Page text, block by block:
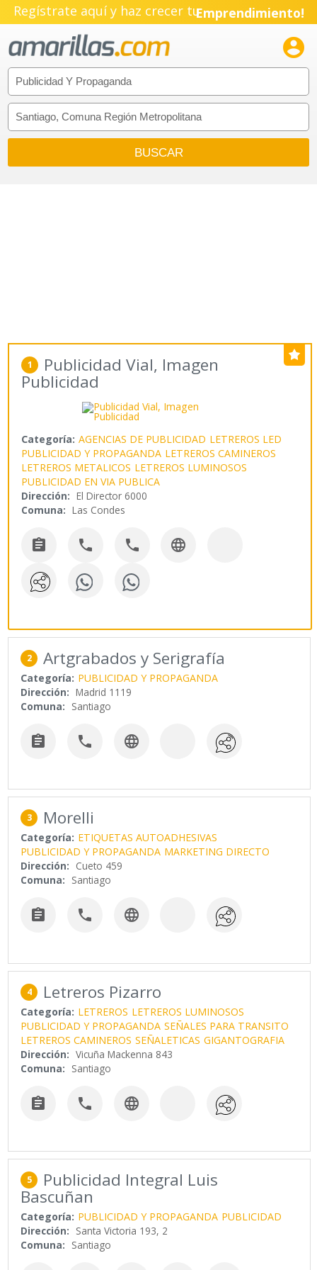
Regístrate aquí y haz crecer tuEmprendimiento!

1 Publicidad Vial, Imagen
Publicidad
Categoría: AGENCIAS DE PUBLICIDAD LETREROS LED
PUBLICIDAD Y PROPAGANDA LETREROS CAMINEROS
LETREROS METALICOS LETREROS LUMINOSOS
PUBLICIDAD EN VIA PUBLICA
Dirección: El Director 6000
Comuna: Las Condes
   
2 Artgrabados y Serigrafía
Categoría: PUBLICIDAD Y PROPAGANDA
Dirección: Madrid 1119
Comuna: Santiago
  
3 Morelli
Categoría: ETIQUETAS AUTOADHESIVAS
PUBLICIDAD Y PROPAGANDA MARKETING DIRECTO
Dirección: Cueto 459
Comuna: Santiago
  
4 Letreros Pizarro
Categoría: LETREROS LETREROS LUMINOSOS
PUBLICIDAD Y PROPAGANDA SEÑALES PARA TRANSITO
LETREROS CAMINEROS SEÑALETICAS GIGANTOGRAFIA
Dirección: Vicuña Mackenna 843
Comuna: Santiago
  
5 Publicidad Integral Luis
Bascuñan
Categoría: PUBLICIDAD Y PROPAGANDA PUBLICIDAD
Dirección: Santa Victoria 193, 2
Comuna: Santiago